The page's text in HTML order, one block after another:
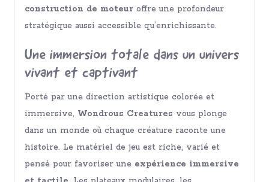
construction de moteur offre une profondeur
stratégique aussi accessible qu’enrichissante.
Une immersion totale dans un univers
vivant et captivant
Porté par une direction artistique colorée et
immersive, Wondrous Creatures vous plonge
dans un monde où chaque créature raconte une
histoire. Le matériel de jeu est riche, varié et
pensé pour favoriser une expérience immersive